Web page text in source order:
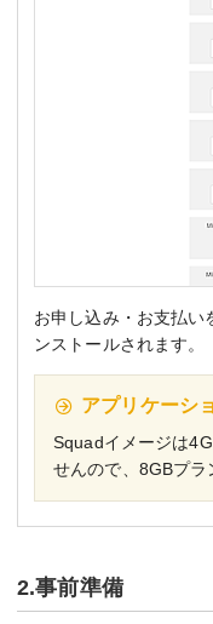
お申し込み・お支払い
ンストールされます。
アプリケーシ
Squadイメージは
せんので、8GBプラ
2.事前準備